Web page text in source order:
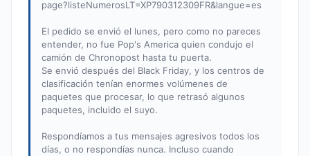
page?listeNumerosLT=XP790312309FR&langue=es
El pedido se envió el lunes, pero como no pareces
entender, no fue Pop's America quien condujo el
camión de Chronopost hasta tu puerta.
Se envió después del Black Friday, y los centros de
clasificación tenían enormes volúmenes de
paquetes que procesar, lo que retrasó algunos
paquetes, incluido el suyo.
Respondíamos a tus mensajes agresivos todos los
días, o no respondías nunca. Incluso cuando